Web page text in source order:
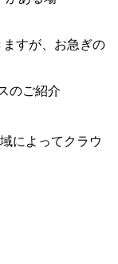
すが、お急ぎの
のご紹介
によってクラウ